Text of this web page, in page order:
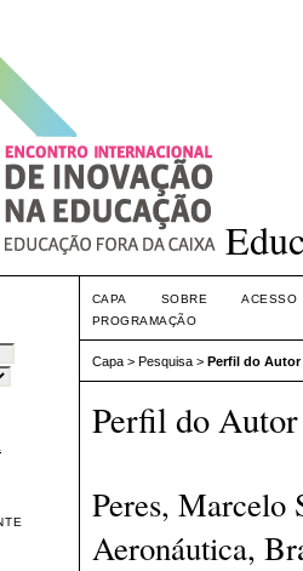
CAPA SOBRE
ACESSO
PROGRAMAÇÃO
Capa> Pesquisa> Perfil do Autor
Perfil do Autor
Peres, Marcelo
Aeronáutica,